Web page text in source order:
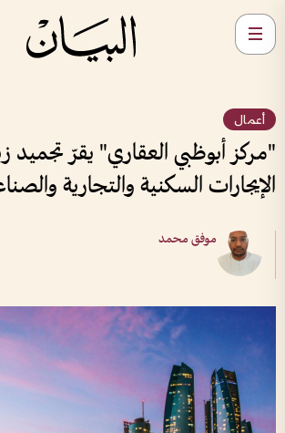
أعمال
"مركز أبوظبي العقاري" يقرّ تجميد
الإيجارات السكنية والتجارية
موفق محمد